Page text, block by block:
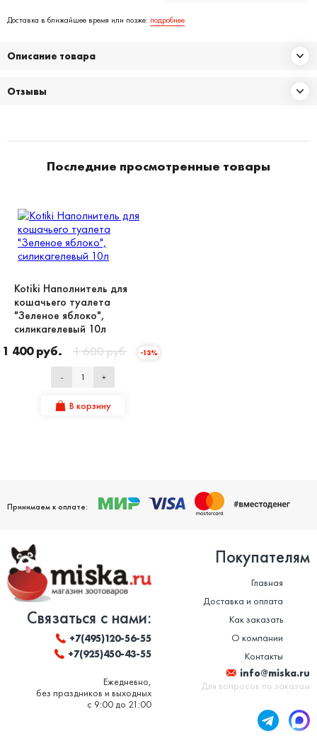
Доставка в ближайшее время или позже: подробнее
Описание товара
Отзывы
Последние просмотренные товары
Kotiki Наполнитель для
кошачьего туалета
"Зеленое яблоко",
силикагелевый 10л
1 400 руб. 1 600 руб. -13%
- +
В корзину
Принимаем к оплате:
Связаться с нами:
+7(495)120-56-55
+7(925)450-43-55
Ежедневно,
без праздников и выходных
с 9:00 до 21:00
Покупателям
Главная
Доставка и оплата
Как заказать
О компании
Контакты
info@miska.ru
Для вопросов по заказам